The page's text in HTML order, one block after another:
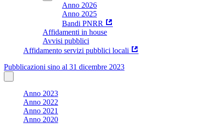
Anno 2026
Anno 2025
Bandi PNRR
Affidamenti in house
Avvisi pubblici
Affidamento servizi pubblici locali
Pubblicazioni sino al 31 dicembre 2023
Anno 2023
Anno 2022
Anno 2021
Anno 2020